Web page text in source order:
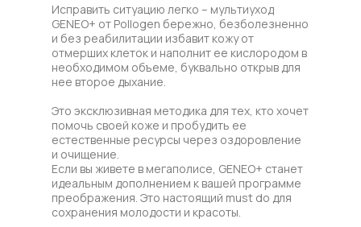
Исправить ситуацию легко – мультиуход
GENEO+ от Pollogen бережно, безболезненно
и без реабилитации избавит кожу от
отмерших клеток и наполнит ее кислородом в
необходимом объеме, буквально открыв для
нее второе дыхание.
Это эксклюзивная методика для тех, кто хочет
помочь своей коже и пробудить ее
естественные ресурсы через оздоровление
и очищение.
Если вы живете в мегаполисе, GENEO+ станет
идеальным дополнением к вашей программе
преображения. Это настоящий must do для
сохранения молодости и красоты.